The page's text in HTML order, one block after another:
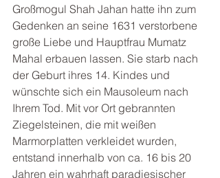
Großmogul Shah Jahan hatte ihn zum
Gedenken an seine 1631 verstorbene
große Liebe und Hauptfrau Mumatz
Mahal erbauen lassen. Sie starb nach
der Geburt ihres 14. Kindes und
wünschte sich ein Mausoleum nach
Ihrem Tod. Mit vor Ort gebrannten
Ziegelsteinen, die mit weißen
Marmorplatten verkleidet wurden,
entstand innerhalb von ca. 16 bis 20
Jahren ein wahrhaft paradiesischer